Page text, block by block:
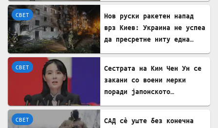
СВЕТ
Нов руски ракетен напад
врз Киев: Украина не успеа
да пресретне ниту една
СВЕТ
Сестрата на Ким Чен Ун се
закани со воени мерки
поради јапонското
СВЕТ
САД сè уште без конечна